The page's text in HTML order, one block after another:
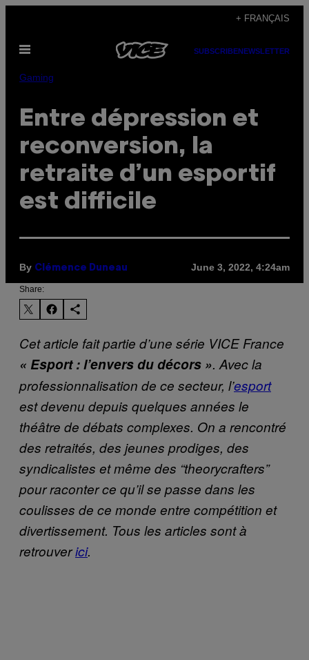
content
+ FRANÇAIS
Open
SUBSCRIBENEWSLETTER
Gaming
Entre dépression et
reconversion, la
retraite d’un esportif
est difficile
By Clémence Duneau June 3, 2022, 4:24am
Share:
Cet article fait partie d’une série VICE France
« Esport : l’envers du décors ». Avec la
professionnalisation de ce secteur, l’esport
est devenu depuis quelques années le
théâtre de débats complexes. On a rencontré
des retraités, des jeunes prodiges, des
syndicalistes et même des “theorycrafters”
pour raconter ce qu’il se passe dans les
coulisses de ce monde entre compétition et
divertissement. Tous les articles sont à
retrouverici.